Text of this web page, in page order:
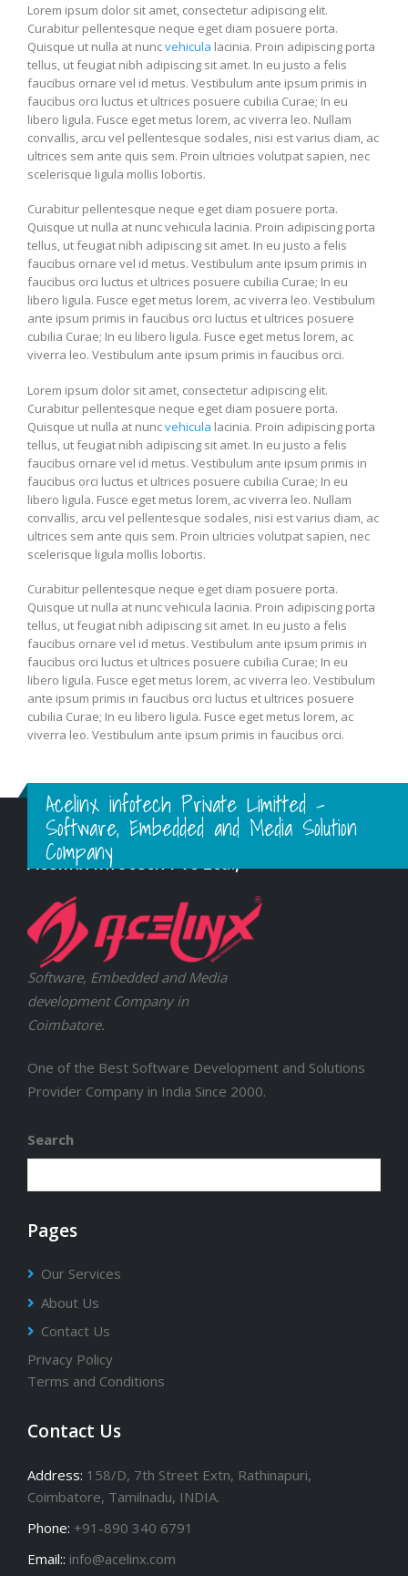
Lorem ipsum dolor sit amet, consectetur adipiscing elit.
Curabitur pellentesque neque eget diam posuere porta.
Quisque ut nulla at nuncvehicula lacinia. Proin adipiscing porta
tellus, ut feugiat nibh adipiscing sit amet. In eu justo a felis
faucibus ornare vel id metus. Vestibulum ante ipsum primis in
faucibus orci luctus et ultrices posuere cubilia Curae; In eu
libero ligula. Fusce eget metus lorem, ac viverra leo. Nullam
convallis, arcu vel pellentesque sodales, nisi est varius diam, ac
ultrices sem ante quis sem. Proin ultricies volutpat sapien, nec
scelerisque ligula mollis lobortis.
Curabitur pellentesque neque eget diam posuere porta.
Quisque ut nulla at nunc vehicula lacinia. Proin adipiscing porta
tellus, ut feugiat nibh adipiscing sit amet. In eu justo a felis
faucibus ornare vel id metus. Vestibulum ante ipsum primis in
faucibus orci luctus et ultrices posuere cubilia Curae; In eu
libero ligula. Fusce eget metus lorem, ac viverra leo. Vestibulum
ante ipsum primis in faucibus orci luctus et ultrices posuere
cubilia Curae; In eu libero ligula. Fusce eget metus lorem, ac
viverra leo. Vestibulum ante ipsum primis in faucibus orci.
Lorem ipsum dolor sit amet, consectetur adipiscing elit.
Curabitur pellentesque neque eget diam posuere porta.
Quisque ut nulla at nuncvehicula lacinia. Proin adipiscing porta
tellus, ut feugiat nibh adipiscing sit amet. In eu justo a felis
faucibus ornare vel id metus. Vestibulum ante ipsum primis in
faucibus orci luctus et ultrices posuere cubilia Curae; In eu
libero ligula. Fusce eget metus lorem, ac viverra leo. Nullam
convallis, arcu vel pellentesque sodales, nisi est varius diam, ac
ultrices sem ante quis sem. Proin ultricies volutpat sapien, nec
scelerisque ligula mollis lobortis.
Curabitur pellentesque neque eget diam posuere porta.
Quisque ut nulla at nunc vehicula lacinia. Proin adipiscing porta
tellus, ut feugiat nibh adipiscing sit amet. In eu justo a felis
faucibus ornare vel id metus. Vestibulum ante ipsum primis in
faucibus orci luctus et ultrices posuere cubilia Curae; In eu
libero ligula. Fusce eget metus lorem, ac viverra leo. Vestibulum
ante ipsum primis in faucibus orci luctus et ultrices posuere
cubilia Curae; In eu libero ligula. Fusce eget metus lorem, ac
viverra leo. Vestibulum ante ipsum primis in faucibus orci.
Acelinx infotech Private Limitted -
Software, Embedded and Media Solution
Company
Acelinx Infotech Pvt Ltd.,
Software, Embedded and Media
development Company in
Coimbatore.
One of the Best Software Development and Solutions
Provider Company in India Since 2000.
Search
Pages
Our Services
About Us
Contact Us
Privacy Policy
Terms and Conditions
Contact Us
Address: 158/D, 7th Street Extn, Rathinapuri,
Coimbatore, Tamilnadu, INDIA.
Phone: +91-890 340 6791
Email:: info@acelinx.com